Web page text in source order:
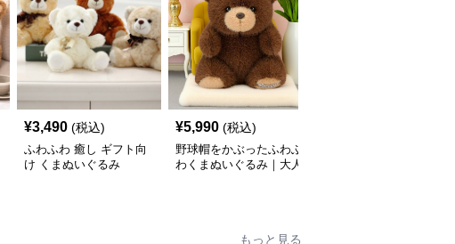
¥3,490 (税込)
ふわふわ 癒し ギフト向
け くまぬいぐるみ
¥5,990 (税込)
野球帽をかぶったふわふ
わくまぬいぐるみ｜大人
もっと見る